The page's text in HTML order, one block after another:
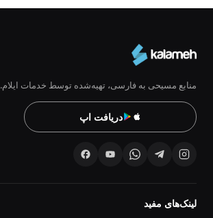
منابع مسیحی به فارسی، تهیه‌شده توسط خدمات ایلام.
دریافت اپ
لینک‌های مفید